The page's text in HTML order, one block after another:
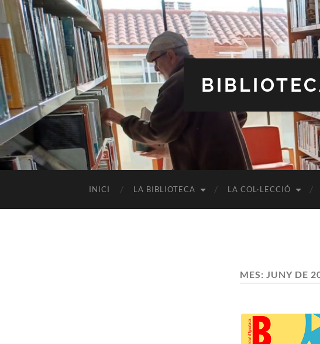
INICI LA BIBLIOTECA LA COL·LECCIÓ
MES: JUNY DE